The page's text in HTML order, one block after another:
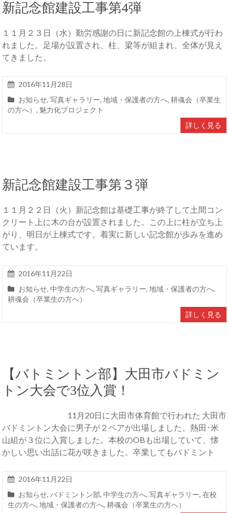
新記念館建設工事第4弾
１１月２３日（水）勤労感謝の日に新記念館の上棟式が行わ
れました。足場が設置され、柱、梁等が組まれ、全体が見え
てきました。
2016年11月28日
お知らせ,写真ギャラリー,地域・保護者の方へ,耕魂会（卒業生
の方へ）, 魅力化プロジェクト
詳しく見る
新記念館建設工事第３弾
１１月２２日（火）新記念館は基礎工事が終了して土間コン
クリート上に木の台が設置されました。この上に柱が立ち上
がり、明日が上棟式です。着実に新しい記念館が歩みを進め
ています。
2016年11月22日
お知らせ,中学生の方へ,写真ギャラリー,地域・保護者の方へ,
耕魂会（卒業生の方へ）
詳しく見る
【バトミントン部】大田市バドミン
トン大会で3位入賞！
11月20日に大田市体育館で行われた 大田市
バドミントン大会に男子が２ペアが出場しました。熱田･米
山組が３位に入賞しました。本校のOBも出場していて、懐
かしい思い出話に花が咲きました。卒業してもバドミント
2016年11月22日
お知らせ,バドミントン部,中学生の方へ,写真ギャラリー,在校
生の方へ,地域・保護者の方へ,耕魂会（卒業生の方へ）